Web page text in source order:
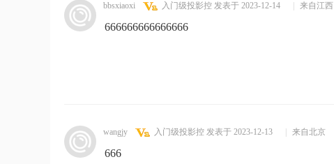
bbsxiaoxi 入门级投影控 发表于 2023-12-14 来自江西
666666666666666
wangjy 入门级投影控 发表于 2023-12-13 来自北京
666